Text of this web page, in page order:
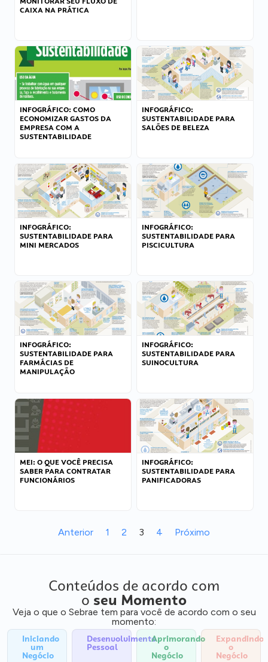
CAIXA NA PRÁTICA
INFOGRÁFICO: COMO
ECONOMIZAR GASTOS DA
EMPRESA COM A
SUSTENTABILIDADE
INFOGRÁFICO:
SUSTENTABILIDADE PARA
SALÕES DE BELEZA
INFOGRÁFICO:
SUSTENTABILIDADE PARA
MINI MERCADOS
INFOGRÁFICO:
SUSTENTABILIDADE PARA
PISCICULTURA
INFOGRÁFICO:
SUSTENTABILIDADE PARA
FARMÁCIAS DE
MANIPULAÇÃO
INFOGRÁFICO:
SUSTENTABILIDADE PARA
SUINOCULTURA
MEI: O QUE VOCÊ PRECISA
SABER PARA CONTRATAR
FUNCIONÁRIOS
INFOGRÁFICO:
SUSTENTABILIDADE PARA
PANIFICADORAS
Anterior 1 2 3 4 Próximo
Conteúdos de acordo com
o seu Momento
Veja o que o Sebrae tem para você de acordo com o seu
momento:
Iniciando
um
Negócio
Desenvolvimento
Pessoal
Aprimorando
o
Negócio
Expandindo
o
Negócio